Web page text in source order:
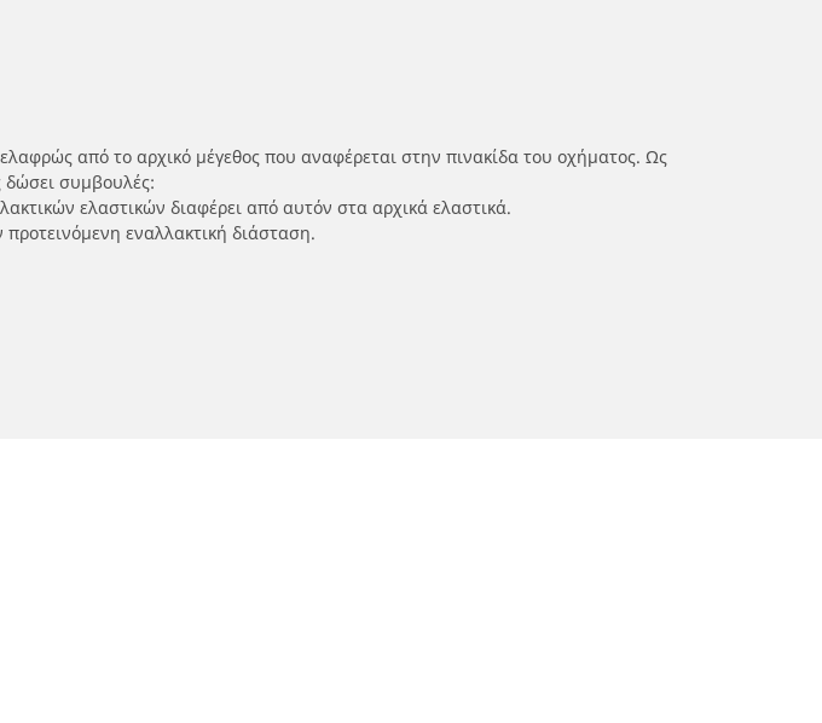
από το αρχικό μέγεθος που αναφέρεται στην πινακίδα του οχήματος. Ως
δώσει συμβουλές:
ελαστικών διαφέρει από αυτόν στα αρχικά ελαστικά.
εναλλακτική διάσταση.